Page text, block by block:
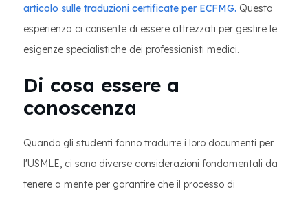
articolo sulle traduzioni certificate per ECFMG. Questa
esperienza ci consente di essere attrezzati per gestire le
esigenze specialistiche dei professionisti medici.
Di cosa essere a
conoscenza
Quando gli studenti fanno tradurre i loro documenti per
l'USMLE, ci sono diverse considerazioni fondamentali da
tenere a mente per garantire che il processo di